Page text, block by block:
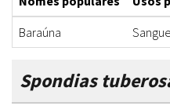
Baraúna
Spondias